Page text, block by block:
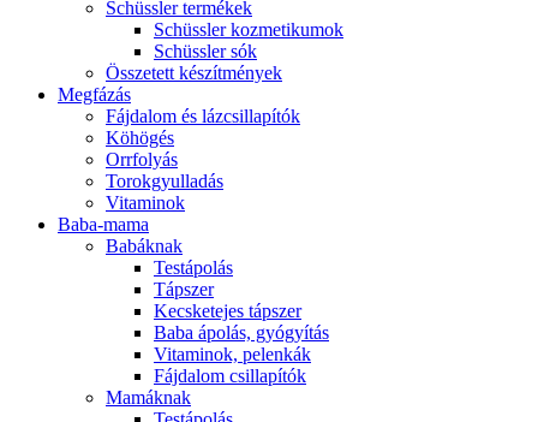
Schüssler termékek
Schüssler kozmetikumok
Schüssler sók
Összetett készítmények
Megfázás
Fájdalom és lázcsillapítók
Köhögés
Orrfolyás
Torokgyulladás
Vitaminok
Baba-mama
Babáknak
Testápolás
Tápszer
Kecsketejes tápszer
Baba ápolás, gyógyítás
Vitaminok, pelenkák
Fájdalom csillapítók
Mamáknak